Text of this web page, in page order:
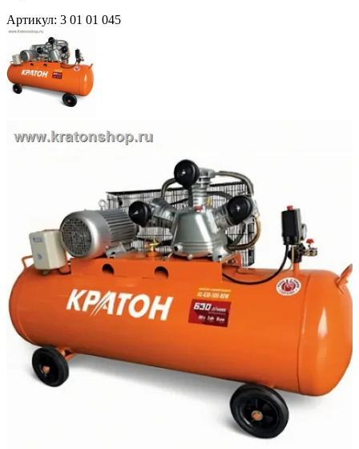
Артикул: 3 01 01 045